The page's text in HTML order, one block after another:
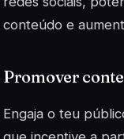
conteúdo e
Promover
Engaja o teu